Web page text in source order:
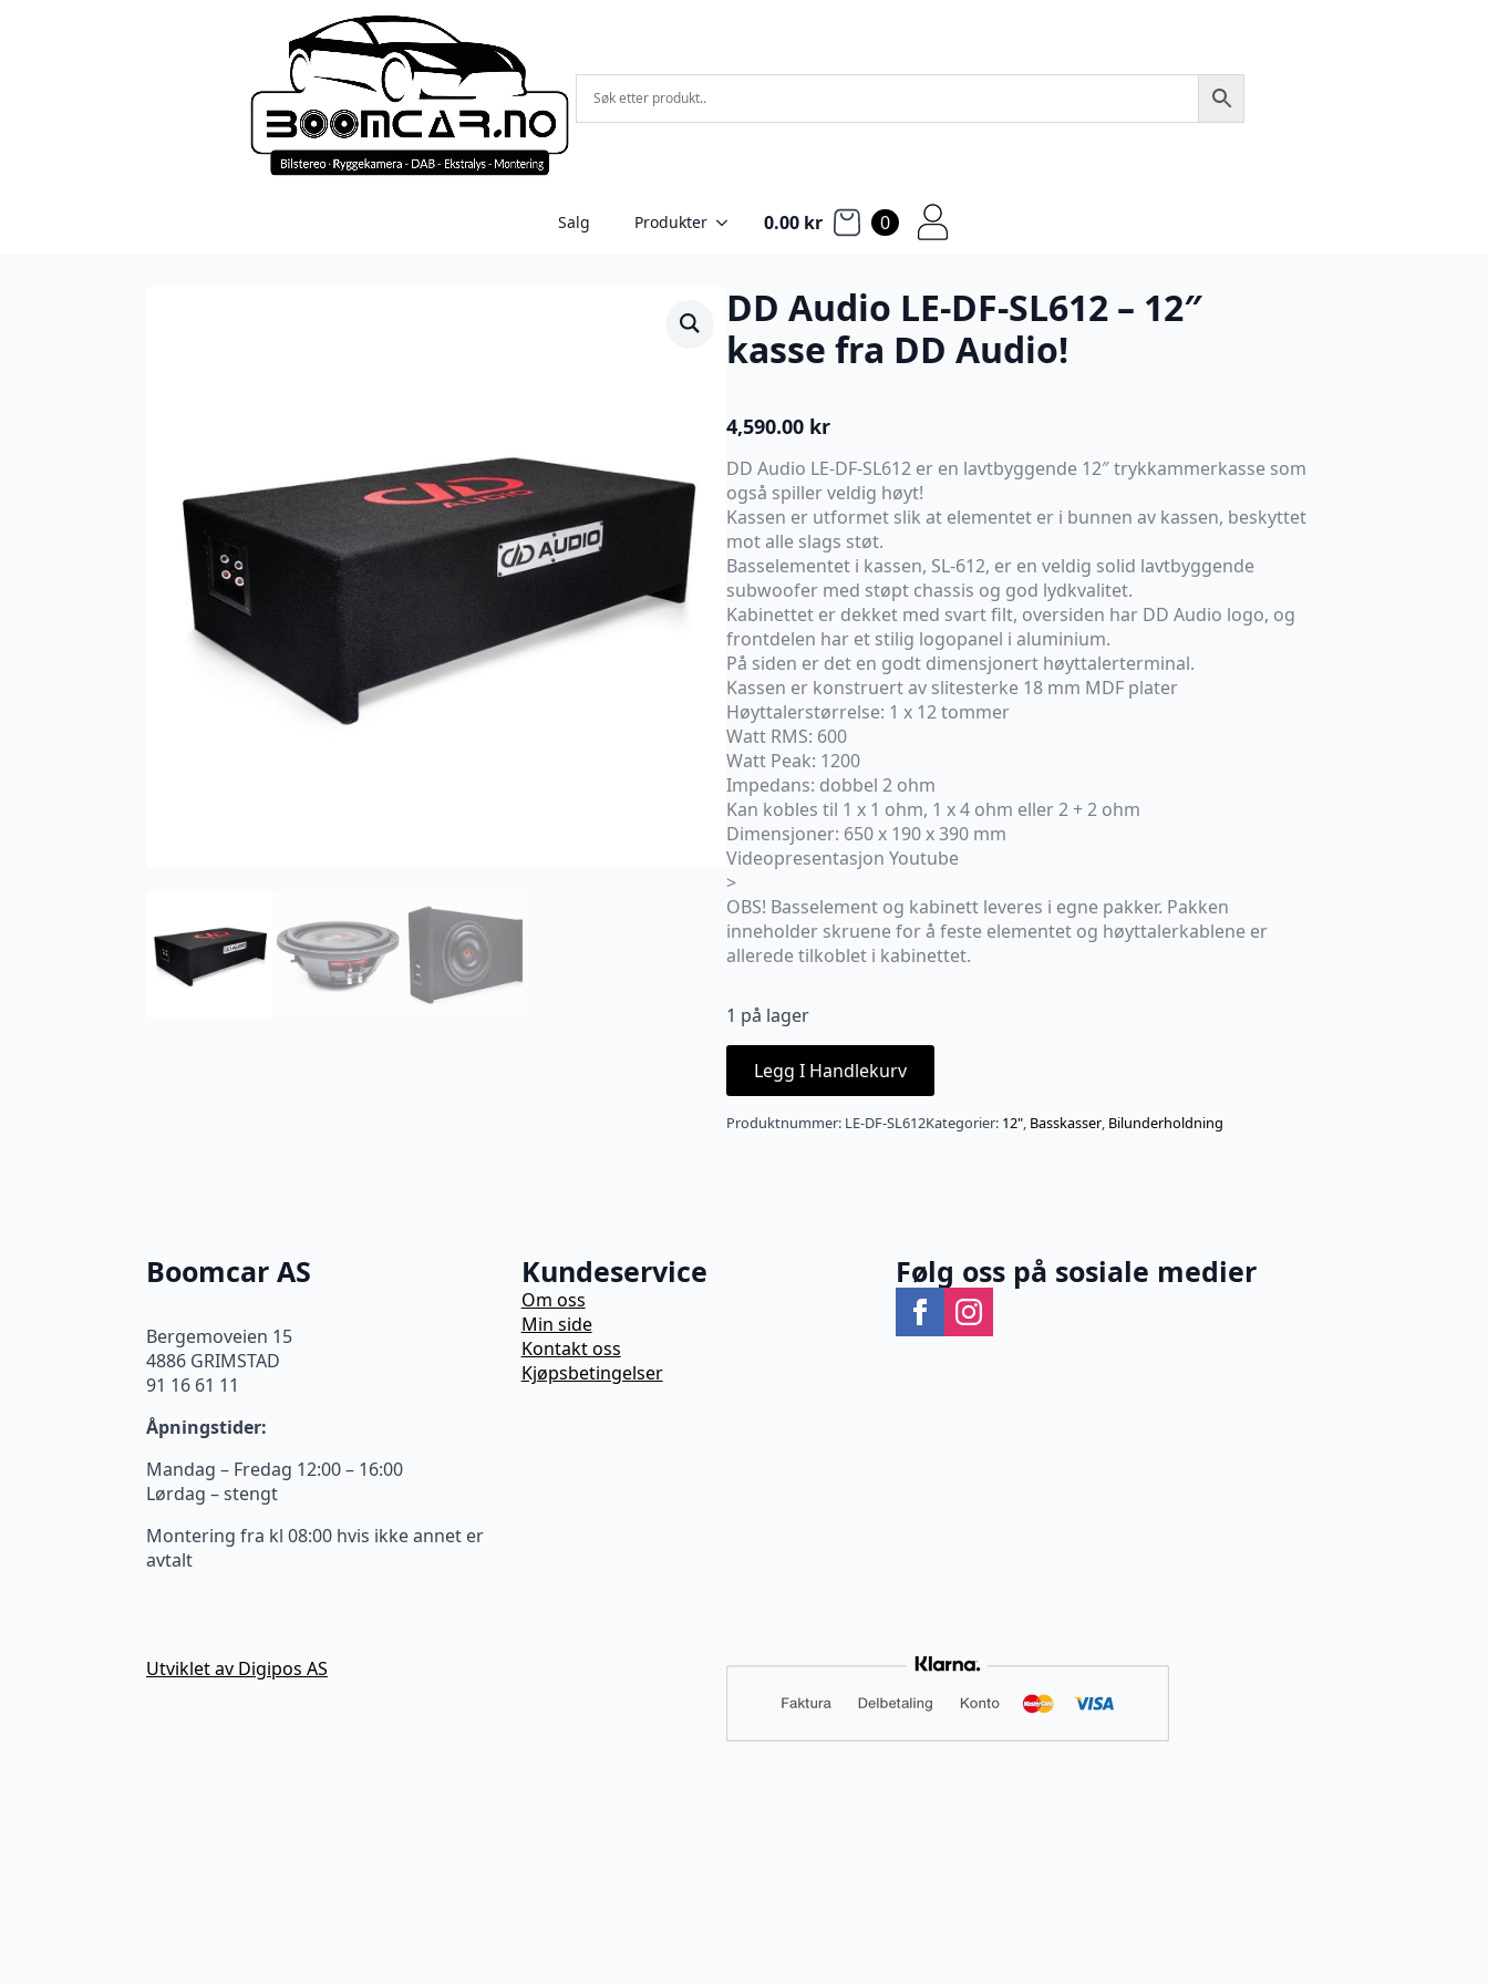
Salg Produkter 0.00 kr 0
DD Audio LE-DF-SL612 – 12″
kasse fra DD Audio!
4,590.00 kr
DD Audio LE-DF-SL612 er en lavtbyggende 12″ trykkammerkasse som
også spiller veldig høyt!
Kassen er utformet slik at elementet er i bunnen av kassen, beskyttet
mot alle slags støt.
Basselementet i kassen, SL-612, er en veldig solid lavtbyggende
subwoofer med støpt chassis og god lydkvalitet.
Kabinettet er dekket med svart filt, oversiden har DD Audio logo, og
frontdelen har et stilig logopanel i aluminium.
På siden er det en godt dimensjonert høyttalerterminal.
Kassen er konstruert av slitesterke 18 mm MDF plater
Høyttalerstørrelse: 1 x 12 tommer
Watt RMS: 600
Watt Peak: 1200
Impedans: dobbel 2 ohm
Kan kobles til 1 x 1 ohm, 1 x 4 ohm eller 2 + 2 ohm
Dimensjoner: 650 x 190 x 390 mm
Videopresentasjon Youtube
>
OBS! Basselement og kabinett leveres i egne pakker. Pakken
inneholder skruene for å feste elementet og høyttalerkablene er
allerede tilkoblet i kabinettet.
1 på lager
Legg I Handlekurv
Produktnummer: LE-DF-SL612Kategorier: 12", Basskasser, Bilunderholdning
Boomcar AS
Bergemoveien 15
4886 GRIMSTAD
91 16 61 11
Åpningstider:
Mandag – Fredag 12:00 – 16:00
Lørdag – stengt
Montering fra kl 08:00 hvis ikke annet er
avtalt
Kundeservice
Om oss
Min side
Kontakt oss
Kjøpsbetingelser
Følg oss på sosiale medier
Utviklet av Digipos AS